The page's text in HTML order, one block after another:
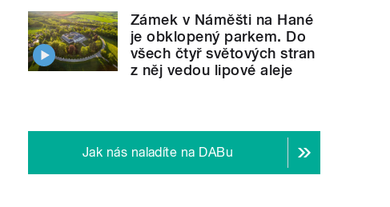
Zámek v Náměšti na Hané
je obklopený parkem. Do
všech čtyř světových stran
z něj vedou lipové aleje
Jak nás naladíte na DABu